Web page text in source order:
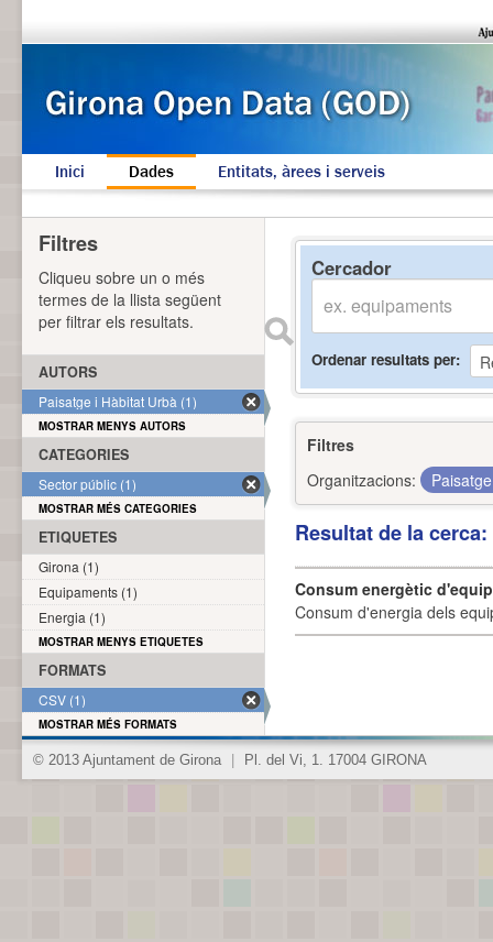
Inici Dades Entitats, àrees i serveis
Cercador
Ordenar resultats per
Filtres
Organitzacions:
Resultat de la
Consum energètic
Consum d'energia dels
Filtres
Cliqueu sobre un o més
termes de la llista següent
per filtrar els resultats.
AUTORS
Paisatge i Hàbitat Urbà (1)
MOSTRAR MENYS AUTORS
CATEGORIES
Sector públic (1)
MOSTRAR MÉS CATEGORIES
ETIQUETES
Girona (1)
Equipaments (1)
Energia (1)
MOSTRAR MENYS ETIQUETES
FORMATS
CSV (1)
MOSTRAR MÉS FORMATS
© 2013 Ajuntament de Girona Pl. del Vi, 1. 17004 GIRONA